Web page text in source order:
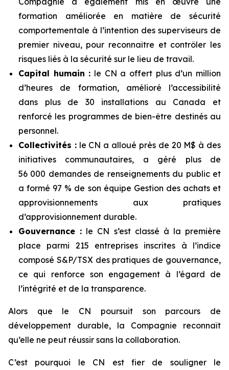
formation améliorée en matière de sécurité
comportementale à l’intention des superviseurs de
premier niveau, pour reconnaître et contrôler les
risques liés à la sécurité sur le lieu de travail.
Capital humain : le CN a offert plus d’un million
d’heures de formation, amélioré l’accessibilité
dans plus de 30 installations au Canada et
renforcé les programmes de bien-être destinés au
personnel.
Collectivités :le CN a alloué près de 20 M$ à des
initiatives communautaires, a géré plus de
56 000 demandes de renseignements du public et
a formé 97 % de son équipe Gestion des achats et
approvisionnements aux pratiques
d’approvisionnement durable.
Gouvernance : le CN s’est classé à la première
place parmi 215 entreprises inscrites à l’indice
composé S&P/TSX des pratiques de gouvernance,
ce qui renforce son engagement à l’égard de
l’intégrité et de la transparence.
Alors que le CN poursuit son parcours de
développement durable, la Compagnie reconnaît
qu’elle ne peut réussir sans la collaboration.
C’est pourquoi le CN est fier de souligner le